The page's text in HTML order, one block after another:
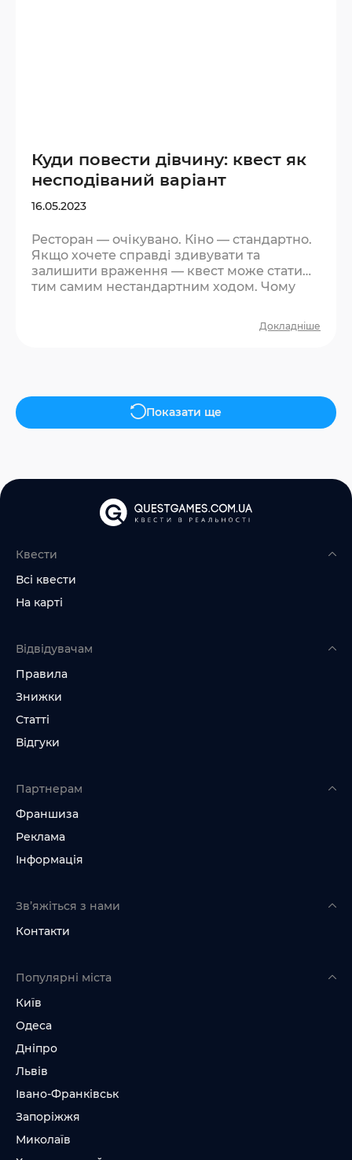
Куди повести дівчину: квест як
несподіваний варіант
16.05.2023
Ресторан — очікувано. Кіно — стандартно.
Якщо хочете справді здивувати та
залишити враження — квест може стати
тим самим нестандартним ходом. Чому
дівчат не чекають такої пропозиції — і вже
необхідності бути ідеальним. Є гра, є
атмосфера, є спонтанні реакції — а саме
вони запам’ятовуються….
Докладніше
Показати ще
Квести
Всі квести
На карті
Відвідувачам
Правила
Знижки
Статті
Відгуки
Партнерам
Франшиза
Реклама
Інформація
Зв’яжіться з нами
Контакти
Популярні міста
Київ
Одеса
Дніпро
Львів
Івано-Франківськ
Запоріжжя
Миколаїв